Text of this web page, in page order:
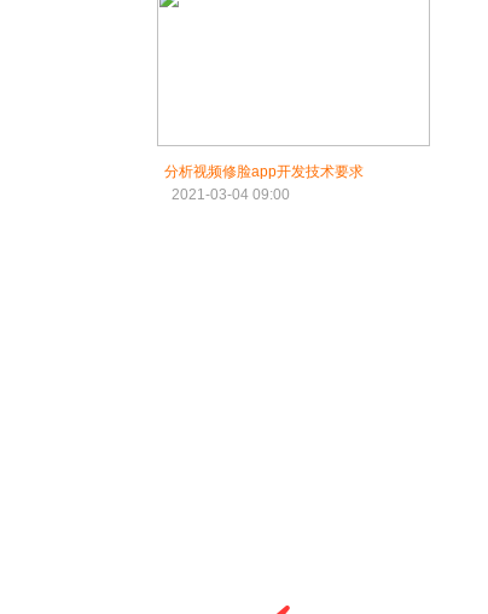
分析视频修脸app开发技术要求
2021-03-04 09:00